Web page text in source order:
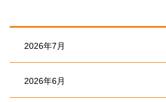
2026年7月
2026年6月